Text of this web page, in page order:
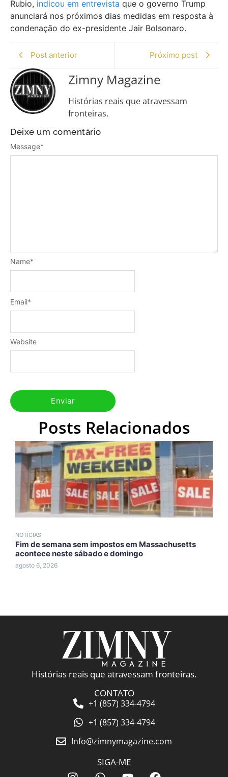
Rubio, indicou em entrevista que o governo Trump
anunciará nos próximos dias medidas em resposta à
condenação do ex-presidente Jair Bolsonaro.
Post anterior Próximo post
Zimny Magazine
Histórias reais que atravessam
fronteiras.
Deixe um comentário
Message*
Name*
Email*
Website
Posts Relacionados
NOTÍCIAS
Fim de semana sem impostos em Massachusetts
acontece neste sábado e domingo
agosto 6, 2026
Histórias reais que atravessam fronteiras.
CONTATO
+1 (857) 334-4794
+1 (857) 334-4794
Info@zimnymagazine.com
SIGA-ME